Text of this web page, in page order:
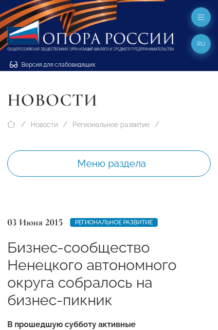
Версия для слабовидящих
RU
НОВОСТИ
Новости Региональное развитие
Меню раздела
03 Июня 2015 РЕГИОНАЛЬНОЕ РАЗВИТИЕ
Бизнес-сообщество
Ненецкого автономного
округа собралось на
бизнес-пикник
В прошедшую субботу активные